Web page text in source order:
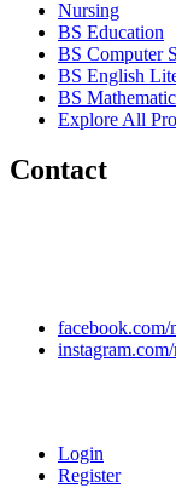
Nursing
BS Education
BS Computer
BS English
BS
Explore All
Contact
facebook.com/
Login
Register